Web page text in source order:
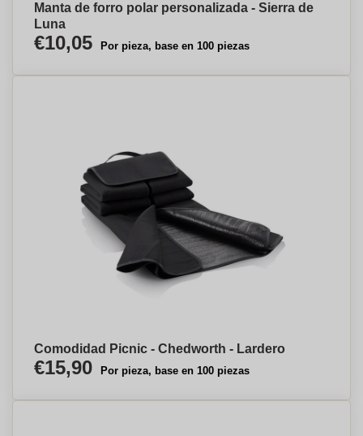
Manta de forro polar personalizada - Sierra de
Luna
€10,05 Por pieza, base en 100 piezas
Comodidad Picnic - Chedworth - Lardero
€15,90 Por pieza, base en 100 piezas